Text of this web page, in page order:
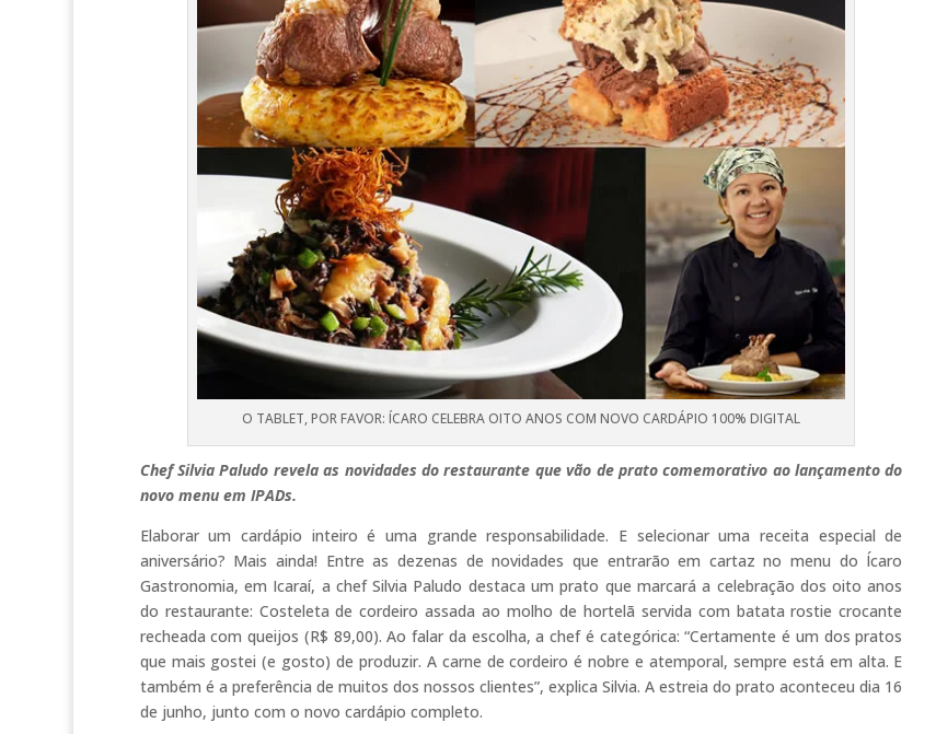
O TABLET, POR FAVOR: ÍCARO CELEBRA OITO ANOS COM NOVO CARDÁPIO 100% DIGITAL
Chef Silvia Paludo revela as novidades do restaurante que vão de prato comemorativo ao lançamento do
novo menu em IPADs.
Elaborar um cardápio inteiro é uma grande responsabilidade. E selecionar uma receita especial de
aniversário? Mais ainda! Entre as dezenas de novidades que entrarão em cartaz no menu do Ícaro
Gastronomia, em Icaraí, a chef Silvia Paludo destaca um prato que marcará a celebração dos oito anos
do restaurante: Costeleta de cordeiro assada ao molho de hortelã servida com batata rostie crocante
recheada com queijos (R$ 89,00). Ao falar da escolha, a chef é categórica: “Certamente é um dos pratos
que mais gostei (e gosto) de produzir. A carne de cordeiro é nobre e atemporal, sempre está em alta. E
também é a preferência de muitos dos nossos clientes”, explica Silvia. A estreia do prato aconteceu dia 16
de junho, junto com o novo cardápio completo.